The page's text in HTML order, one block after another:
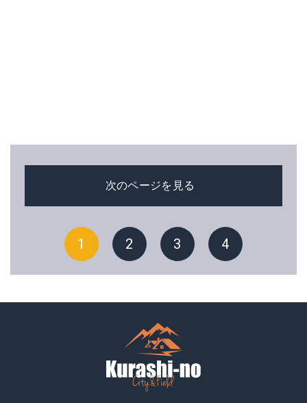
次のページを見る
1 2 3 4